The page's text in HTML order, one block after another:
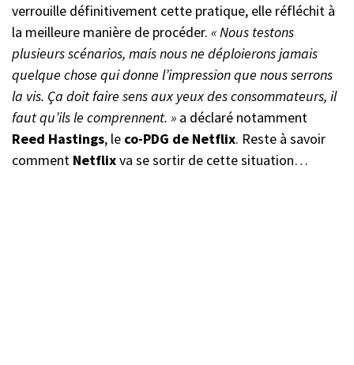
verrouille définitivement cette pratique, elle réfléchit à
la meilleure manière de procéder. « Nous testons
plusieurs scénarios, mais nous ne déploierons jamais
quelque chose qui donne l’impression que nous serrons
la vis. Ça doit faire sens aux yeux des consommateurs, il
faut qu’ils le comprennent. » a déclaré notamment
Reed Hastings, le co-PDG de Netflix. Reste à savoir
comment Netflixva se sortir de cette situation…